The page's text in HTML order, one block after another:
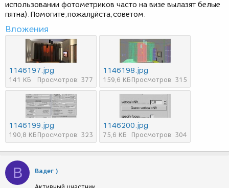
использовании фотометриков часто на визе вылазят белые
пятна).Помогите,пожалуйста,советом.
Вложения
1146197.jpg
141 КБ Просмотров: 377
1146198.jpg
159,6 КБ Просмотров: 315
1146199.jpg
190,8 КБ Просмотров: 323
1146200.jpg
75,6 КБ Просмотров: 304
В Вадег )